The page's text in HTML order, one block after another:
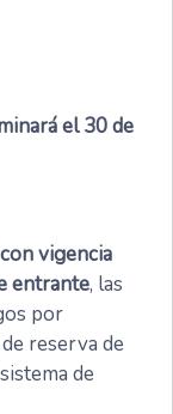
el 30 de
vigencia
entrante, las
por
reserva de
de